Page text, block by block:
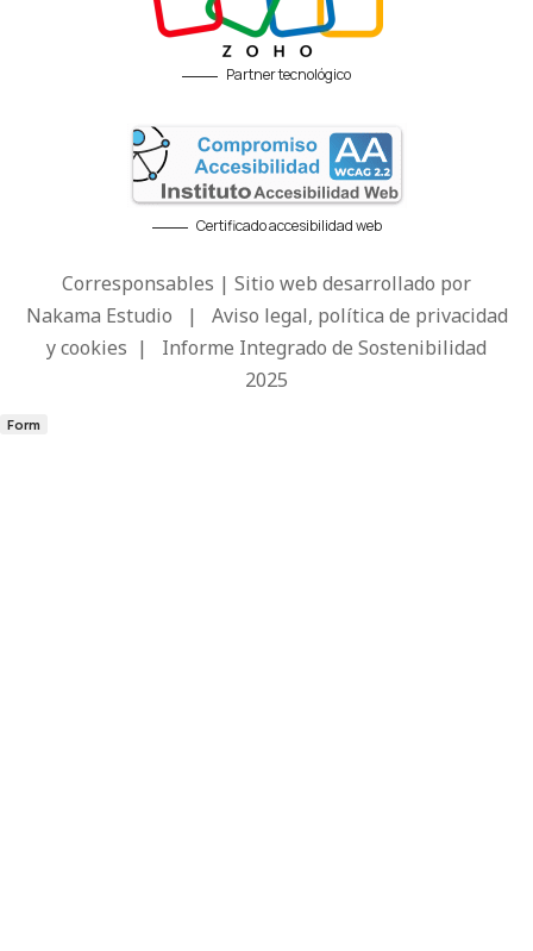
Partner tecnológico
Certificado accesibilidad web
Corresponsables | Sitio web desarrollado por
Nakama Estudio | Aviso legal, política de privacidad
y cookies | Informe Integrado de Sostenibilidad
2025
Form